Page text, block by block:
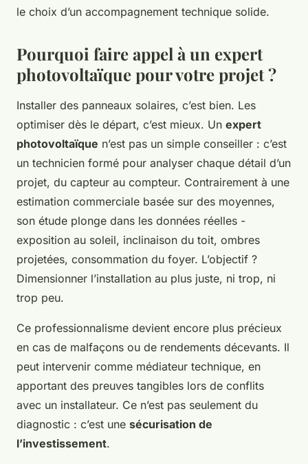
le choix d’un accompagnement technique solide.
Pourquoi faire appel à un expert
photovoltaïque pour votre projet ?
Installer des panneaux solaires, c’est bien. Les
optimiser dès le départ, c’est mieux. Un expert
photovoltaïque n’est pas un simple conseiller : c’est
un technicien formé pour analyser chaque détail d’un
projet, du capteur au compteur. Contrairement à une
estimation commerciale basée sur des moyennes,
son étude plonge dans les données réelles -
exposition au soleil, inclinaison du toit, ombres
projetées, consommation du foyer. L’objectif ?
Dimensionner l’installation au plus juste, ni trop, ni
trop peu.
Ce professionnalisme devient encore plus précieux
en cas de malfaçons ou de rendements décevants. Il
peut intervenir comme médiateur technique, en
apportant des preuves tangibles lors de conflits
avec un installateur. Ce n’est pas seulement du
diagnostic : c’est une sécurisation de
l’investissement.